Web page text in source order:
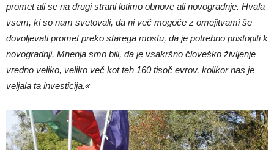
promet ali se na drugi strani lotimo obnove ali novogradnje. Hvala
vsem, ki so nam svetovali, da ni več mogoče z omejitvami še
dovoljevati promet preko starega mostu, da je potrebno pristopiti k
novogradnji. Mnenja smo bili, da je vsakršno človeško življenje
vredno veliko, veliko več kot teh 160 tisoč evrov, kolikor nas je
veljala ta investicija.«